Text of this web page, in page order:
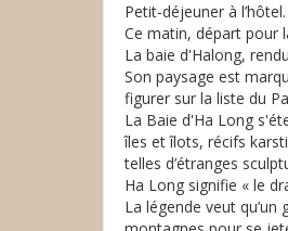
Petit-déjeuner à l’hôtel.
Ce matin, départ pour
La baie d'Halong,
Son paysage est
figurer sur la liste du
La Baie d'Ha Long
îles et îlots, récifs
telles d’étranges
Ha Long signifie « le
La légende veut